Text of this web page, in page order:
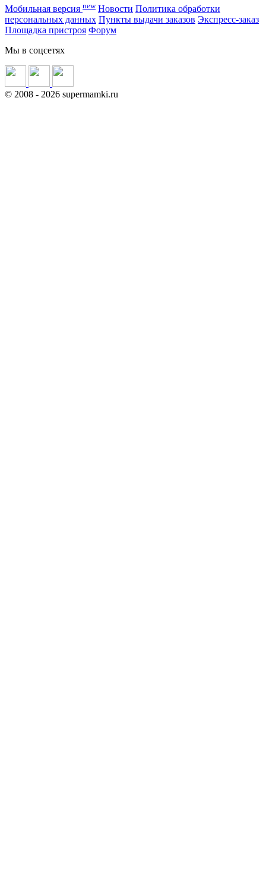
Мобильная версия new Новости Политика обработки
персональных данных Пункты выдачи заказов Экспресс-заказ
Площадка пристроя Форум
Мы в соцсетях
© 2008 - 2026 supermamki.ru